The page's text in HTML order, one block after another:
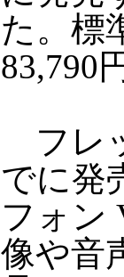
た。標
83,790
フレ
でに発
フォン
像や音